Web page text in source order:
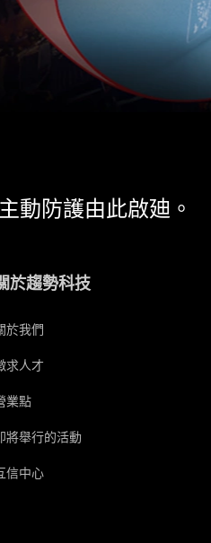
動防護由此啟廸。
於趨勢科技
於我們
求人才
業點
將舉行的活動
信中心